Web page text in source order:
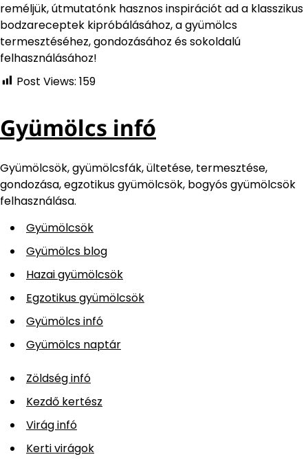
reméljük, útmutatónk hasznos inspirációt ad a klasszikus
bodzareceptek kipróbálásához, a gyümölcs
termesztéséhez, gondozásához és sokoldalú
felhasználásához!
Post Views: 159
Gyümölcs infó
Gyümölcsök, gyümölcsfák, ültetése, termesztése,
gondozása, egzotikus gyümölcsök, bogyós gyümölcsök
felhasználása.
Gyümölcsök
Gyümölcs blog
Hazai gyümölcsök
Egzotikus gyümölcsök
Gyümölcs infó
Gyümölcs naptár
Zöldség infó
Kezdő kertész
Virág infó
Kerti virágok